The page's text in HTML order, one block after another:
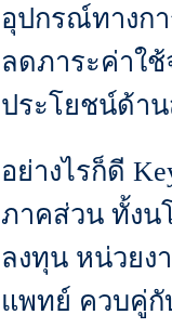
อุปกรณ์ทางก
ลดภาระค่าใ
ประโยชน์ด้า
อย่างไรก็ดี
ภาคส่วน ทั้งน
ลงทุน หน่วยง
แพทย์ ควบคู่กั